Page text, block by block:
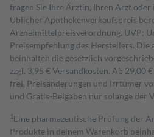
fragen Sie Ihre Ärztin, Ihren Arzt oder
Üblicher Apothekenverkaufspreis
Arzneimittelpreisverordnung. UVP:
Preisempfehlung des Herstellers. Die
beinhalten die gesetzlich
zzgl. 3,95 € Versandkosten. Ab 29,00
frei. Preisänderungen und Irrtümer
und Gratis-Beigaben nur solange der
1 Eine pharmazeutische Prüfung der
Produkte in deinem Warenkorb